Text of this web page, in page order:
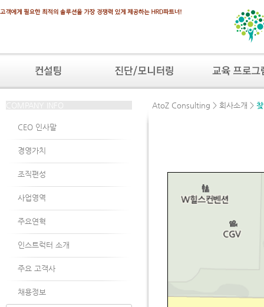
CEO 인사말
경영가치
조직편성
사업영역
주요연혁
인스트럭터 소개
주요 고객사
채용정보
AtoZ Consulting > 회사소개 >